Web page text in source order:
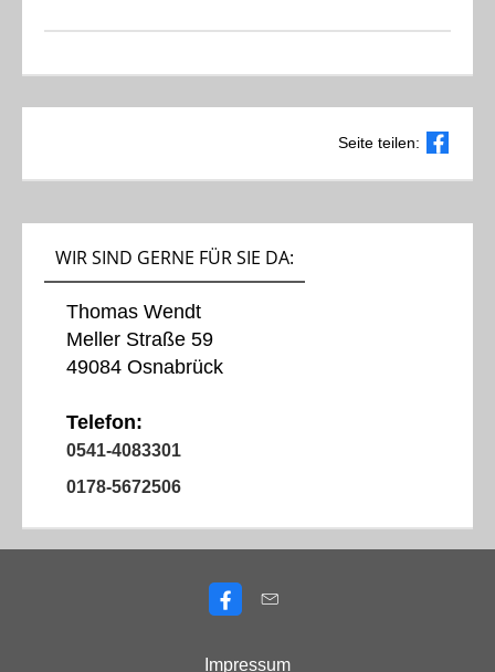
Seite teilen:
WIR SIND GERNE FÜR SIE DA:
Thomas Wendt
Meller Straße 59
49084 Osnabrück
Telefon:
0541-4083301
0178-5672506
Impressum